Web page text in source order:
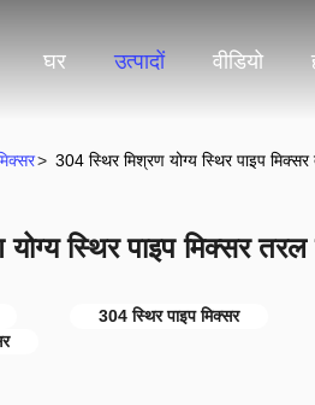
घर उत्पादों वीडियो
> 304 स्थिर मिश्रण योग्य स्थिर पाइप
स्थिर पाइप मिक्सर
304 स्थिर पाइप मिक्सर